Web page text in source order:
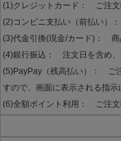
(1)クレジットカード： ご注文
(2)コンビニ支払い（前払い）
(3)代金引換(現金/カード)： 商
(4)銀行振込： 注文日を含め、
(5)PayPay（残高払い）： ご
すので、画面に表示される指示
(6)全額ポイント利用： ご注文